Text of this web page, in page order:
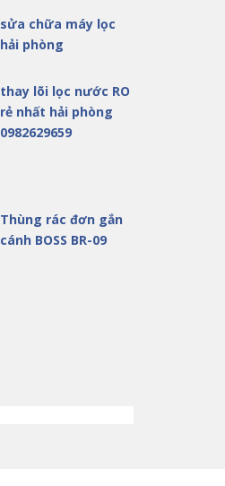
sửa chữa máy lọc
hải phòng
thay lõi lọc nước RO
rẻ nhất hải phòng
0982629659
Thùng rác đơn gắn
cánh BOSS BR-09